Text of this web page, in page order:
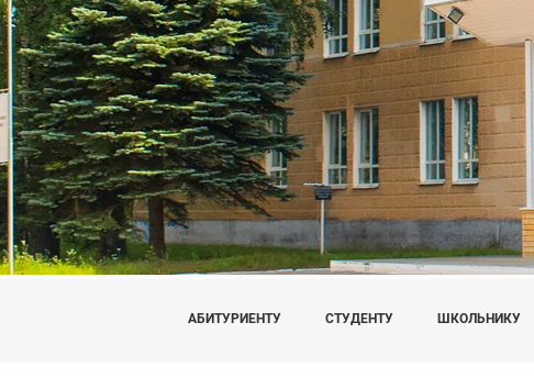
АБИТУРИЕНТУ СТУДЕНТУ ШКОЛЬНИКУ